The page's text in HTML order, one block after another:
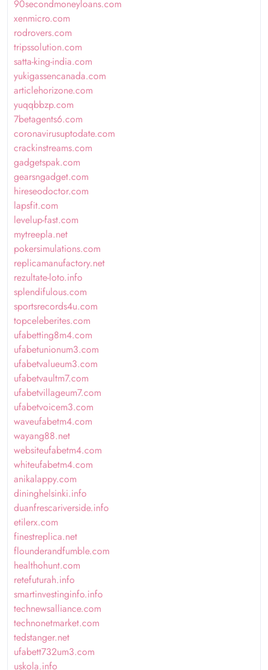
90secondmoneyloans.com
xenmicro.com
rodrovers.com
tripssolution.com
satta-king-india.com
yukigassencanada.com
articlehorizone.com
yuqqbbzp.com
7betagents6.com
coronavirusuptodate.com
crackinstreams.com
gadgetspak.com
gearsngadget.com
hireseodoctor.com
lapsfit.com
levelup-fast.com
mytreepla.net
pokersimulations.com
replicamanufactory.net
rezultate-loto.info
splendifulous.com
sportsrecords4u.com
topceleberites.com
ufabetting8m4.com
ufabetunionum3.com
ufabetvalueum3.com
ufabetvaultm7.com
ufabetvillageum7.com
ufabetvoicem3.com
waveufabetm4.com
wayang88.net
websiteufabetm4.com
whiteufabetm4.com
anikalappy.com
dininghelsinki.info
duanfrescariverside.info
etilerx.com
finestreplica.net
flounderandfumble.com
healthohunt.com
retefuturah.info
smartinvestinginfo.info
technewsalliance.com
technonetmarket.com
tedstanger.net
ufabett732um3.com
uskola.info